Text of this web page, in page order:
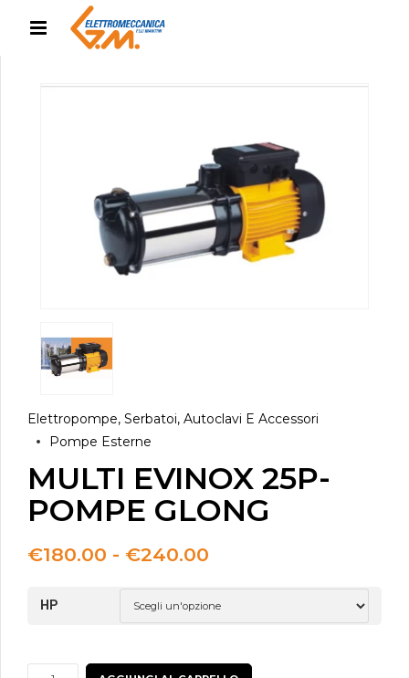
Elettropompe, Serbatoi, Autoclavi E Accessori
Pompe Esterne
MULTI EVINOX 25P-
POMPE GLONG
€180.00 - €240.00
prezzo:
da
€180.00
€240.00
HP
MULTI